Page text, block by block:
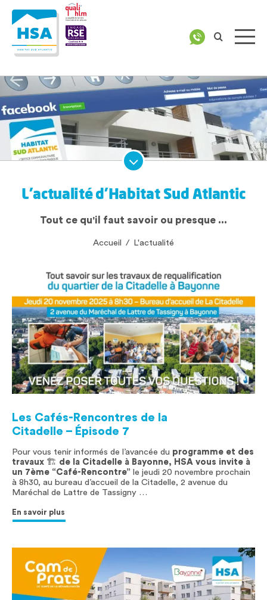
L’actualité d’Habitat Sud Atlantic
Tout ce qu'il faut savoir ou presque ...
Accueil / L'actualité
Les Cafés-Rencontres de la
Citadelle – Épisode 7
Pour vous tenir informés de l’avancée du programme et des
travaux 🏗 de la Citadelle à Bayonne, HSA vous invite à
un 7ème “Café-Rencontre” le jeudi 20 novembre prochain
à 8h30, au bureau d’accueil de la Citadelle, 2 avenue du
Maréchal de Lattre de Tassigny …
En savoir plus